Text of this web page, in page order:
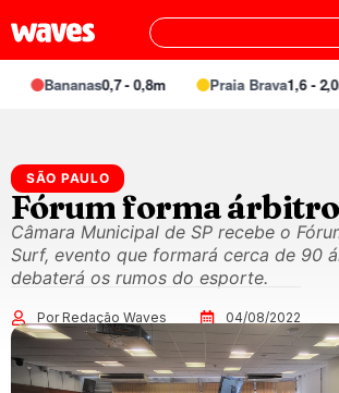
Bananas0,7 - 0,8m Praia Brava1,6 - 2,0m
SÃO PAULO
Fórum forma
Câmara Municipal de SP recebe o
Surf, evento que formará cerca de 90
debaterá os rumos do esporte.
Por Redação Waves 04/08/2022